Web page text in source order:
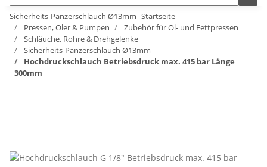
Sicherheits-Panzerschlauch Ø13mm Startseite
Pressen, Öler & Pumpen
Zubehör für Öl- und Fettpressen
Schläuche, Rohre & Drehgelenke
Sicherheits-Panzerschlauch Ø13mm
Hochdruckschlauch Betriebsdruck max. 415 bar Länge
300mm